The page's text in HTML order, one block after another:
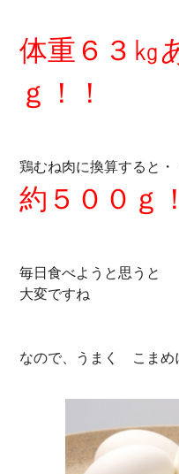
体重６３㎏
ｇ！！
鶏むね肉に換算すると・
約５００ｇ
毎日食べようと思うと
大変ですね
なので、うまく こまめ